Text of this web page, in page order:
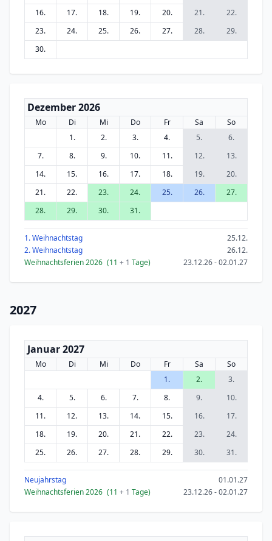
16.
17. 18. 19. 20. 21.
22.
23.
24. 25. 26. 27. 28.
29.
30.
Dezember 2026
Mo Di Mi Do Fr Sa
So
1.
2. 3. 4. 5.
6.
7.
8. 9. 10. 11. 12.
13.
14.
15. 16. 17. 18. 19.
20.
21.
22. 23. 24. 25. 26.
27.
28.
29. 30. 31.
1. Weihnachtstag
25.12.
2. Weihnachtstag
26.12.
Weihnachtsferien 2026 (11 + 1 Tage) 23.12.26 - 02.01.27
2027
Januar 2027
Mo Di Mi Do Fr Sa
So
1.
2.
3.
4.
5. 6. 7. 8. 9.
10.
11.
12. 13. 14. 15. 16.
17.
18.
19. 20. 21. 22. 23.
24.
25.
26. 27. 28. 29. 30. 31.
Neujahrstag
01.01.27
Weihnachtsferien 2026 (11 + 1 Tage) 23.12.26 - 02.01.27